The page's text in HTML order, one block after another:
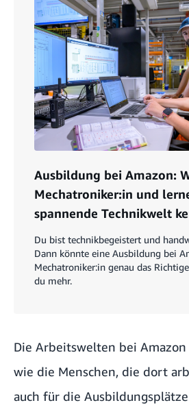
Ausbildung bei Amazon:
Mechatroniker:in und
spannende Technikwelt
Du bist technikbegeistert und
Dann könnte eine Ausbildung bei
Mechatroniker:in genau das
du mehr.
Die Arbeitswelten bei
wie die Menschen, die dort
auch für die